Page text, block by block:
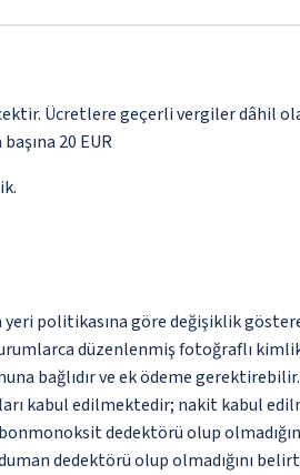
Ücretlere geçerli vergiler dâhil
20 EUR
politikasına göre değişiklik
düzenlenmiş fotoğraflı
bağlıdır ve ek ödeme
kabul edilmektedir; nakit kabul
dedektörü olup
dedektörü olup olmadığını